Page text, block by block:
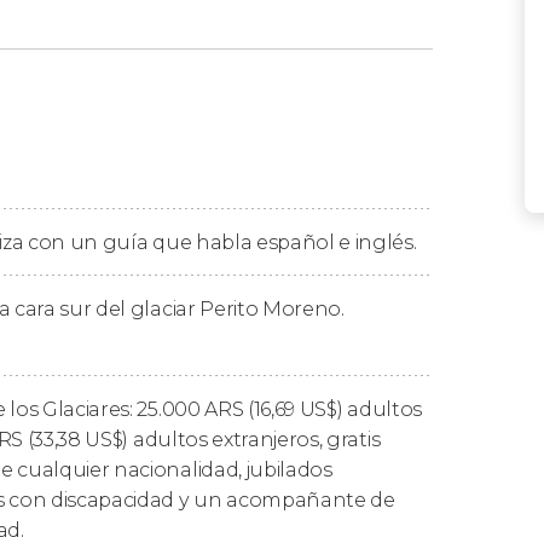
del inmenso glaciar, donde nos
de enormes bloques de hielo
como en nuestra cámara de fotos un
de la naturaleza, regresaremos
única.
con un guía que habla español e inglés.
cara sur del glaciar Perito Moreno.
Glaciares: 25.000ARS (16,69 US$) adultos
(33,38 US$) adultos extranjeros, gratis
cualquier nacionalidad, jubilados
con discapacidad y un acompañante de